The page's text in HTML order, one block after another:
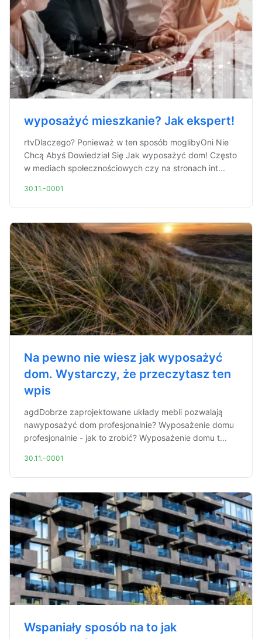
wyposażyć mieszkanie? Jak ekspert!
rtvDlaczego? Ponieważ w ten sposób moglibyOni Nie
Chcą Abyś Dowiedział Się Jak wyposażyć dom! Często
w mediach społecznościowych czy na stronach int...
30.11.-0001
Na pewno nie wiesz jak wyposażyć
dom. Wystarczy, że przeczytasz ten
wpis
agdDobrze zaprojektowane układy mebli pozwalają
nawyposażyć dom profesjonalnie? Wyposażenie domu
profesjonalnie - jak to zrobić? Wyposażenie domu t...
30.11.-0001
Wspaniały sposób na to jak